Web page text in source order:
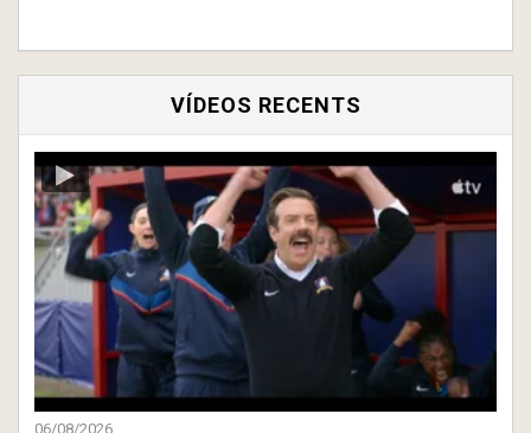
VÍDEOS RECENTS
06/08/2026